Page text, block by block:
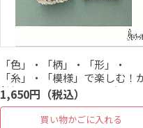
「色」・「柄」・「形」・
「糸」・「模様」で楽しむ！
針編みの クリエイティブニッ
ターン
1,650円（税込）
買い物かごに入れる